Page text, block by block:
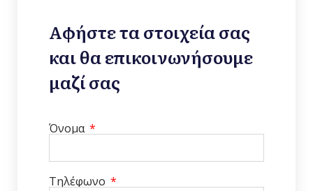
Αφήστε τα στοιχεία σας
και θα επικοινωνήσουμε
μαζί σας
Όνομα
Τηλέφωνο